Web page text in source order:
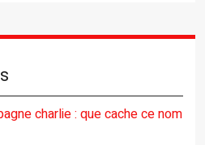
charlie : que cache ce nom